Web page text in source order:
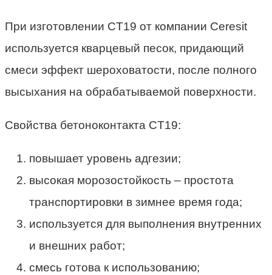
При изготовлении CT19 от компании Ceresit
используется кварцевый песок, придающий
смеси эффект шероховатости, после полного
высыхания на обрабатываемой поверхности.
Свойства бетоноконтакта CT19:
повышает уровень адгезии;
высокая морозостойкость – простота
транспортировки в зимнее время года;
используется для выполнения внутренних
и внешних работ;
смесь готова к использованию;